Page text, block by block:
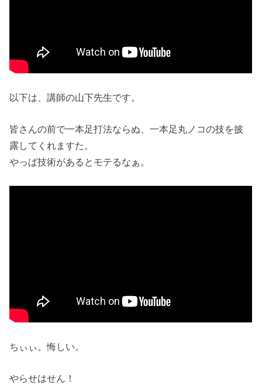
以下は、講師の山下先生です。
皆さんの前で一本足打法ならぬ、一本足丸ノコの技を披
露してくれますた。
やっぱ技術があるとモテるなぁ。
ちぃぃ。悔しい。
やらせはせん！